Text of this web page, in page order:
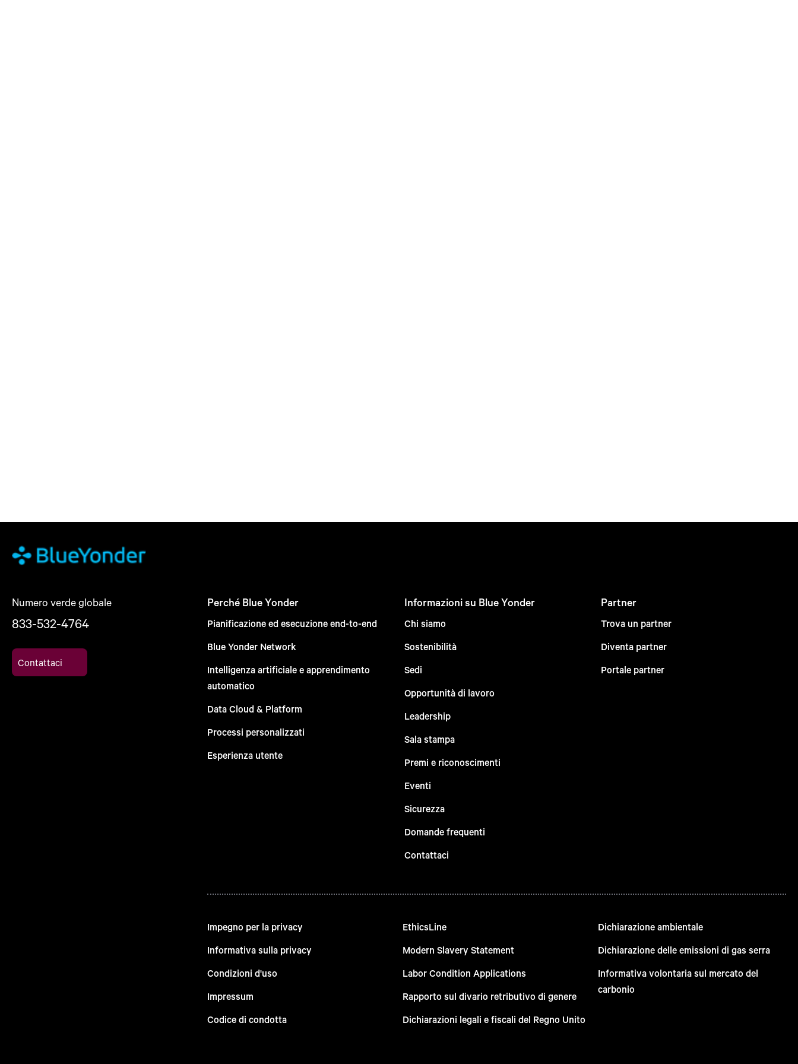
Numero verde globale
833-532-4764
Contattaci
Perché Blue Yonder
Pianificazione ed esecuzione end-to-end
Blue Yonder Network
Intelligenza artificiale e apprendimento
automatico
Data Cloud & Platform
Processi personalizzati
Esperienza utente
Informazioni su Blue Yonder
Chi siamo
Sostenibilità
Sedi
Opportunità di lavoro
Leadership
Sala stampa
Premi e riconoscimenti
Eventi
Sicurezza
Domande frequenti
Contattaci
Partner
Trova un partner
Diventa partner
Portale partner
Impegno per la privacy
Informativa sulla privacy
Condizioni d'uso
Impressum
Codice di condotta
EthicsLine
Modern Slavery Statement
Labor Condition Applications
Rapporto sul divario retributivo di genere
Dichiarazioni legali e fiscali del Regno Unito
Dichiarazione ambientale
Dichiarazione delle emissioni di gas serra
Informativa volontaria sul mercato del
carbonio